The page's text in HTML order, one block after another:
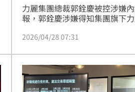
力麗集團總裁郭銓慶被控涉嫌
報，郭銓慶涉嫌得知集團旗下
應募人，提前進場買股套利。台
銓慶的大兒子，力麒建設董事
慧娟則以證人身份送到北檢複
2026/04/28 07:31